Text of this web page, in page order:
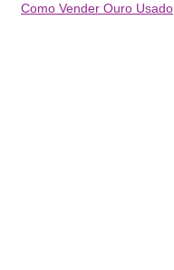
Como Vender Ouro Usado